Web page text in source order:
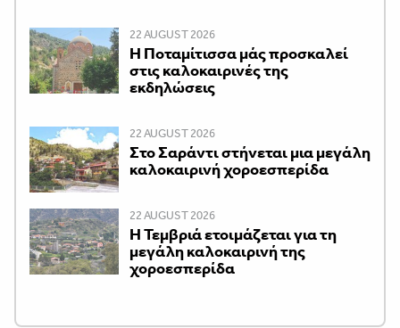
22 AUGUST 2026
Η Ποταμίτισσα μάς προσκαλεί
στις καλοκαιρινές της
εκδηλώσεις
22 AUGUST 2026
Στο Σαράντι στήνεται μια μεγάλη
καλοκαιρινή χοροεσπερίδα
22 AUGUST 2026
Η Τεμβριά ετοιμάζεται για τη
μεγάλη καλοκαιρινή της
χοροεσπερίδα